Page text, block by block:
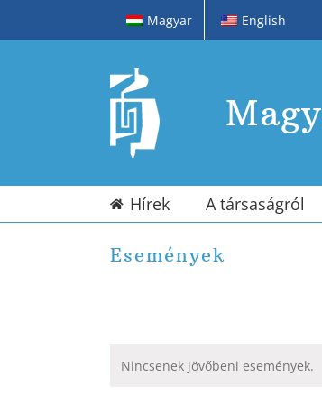
Magyar English
Hírek A társaságról
Események
Nincsenek jövőbeni események.